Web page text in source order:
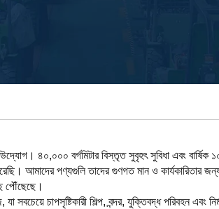
৪০,০০০ বর্গমিটার বিস্তৃত সুবৃহৎ সুবিধা এবং
পণ্যগুলি তাদের গুণগত মান ও কার্যকারিতার জন্য
পৌঁছেছে।
চাপসৃষ্টিকারী শিল্প, বন্দর, যুক্তিবদ্ধ পরিবহন এবং